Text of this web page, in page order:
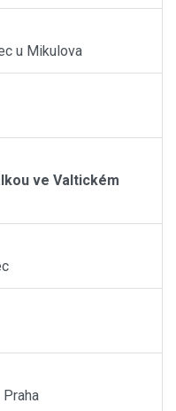
u Mikulova
ve Valtickém
Praha